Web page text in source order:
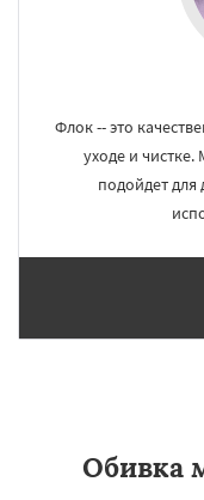
Флок -- это
уходе и
подойдет
Обивка